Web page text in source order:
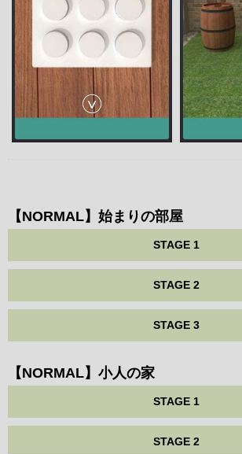
【NORMAL】始まりの部屋
STAGE 1
STAGE 2
STAGE 3
【NORMAL】小人の家
STAGE 1
STAGE 2